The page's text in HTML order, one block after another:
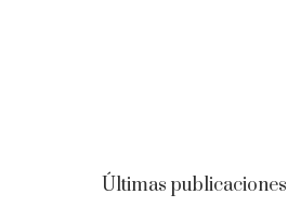
Últimas publicaciones